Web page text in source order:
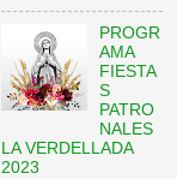
PROGR
AMA
FIESTA
S
PATRO
NALES
LA VERDELLADA
2023